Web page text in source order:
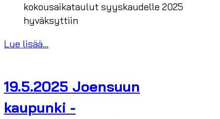
kokousaikataulut syyskaudelle 2025
hyväksyttiin
Lue lisää...
19.5.2025 Joensuun
kaupunki -